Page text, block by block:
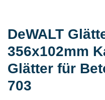
DeWALT
356x102mm
Glätter für
703